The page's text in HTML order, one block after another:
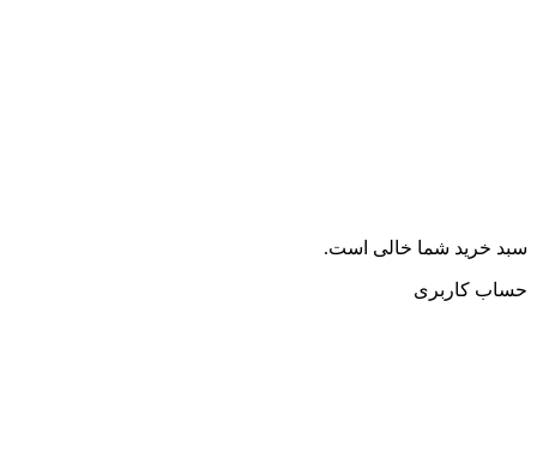
سبد خرید شما خالی است.
حساب کاربری